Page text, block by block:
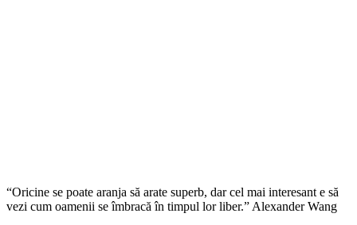
“Oricine se poate aranja să arate superb, dar cel mai interesant e să
vezi cum oamenii se îmbracă în timpul lor liber.” Alexander Wang